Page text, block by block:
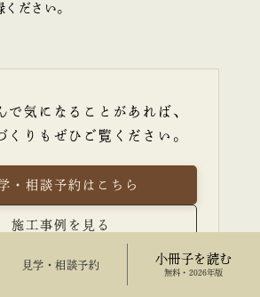
来場予約 小冊子を読む
無料・2026年版
ださい。
で気になることがあれば、
くりもぜひご覧ください。
・相談予約はこちら
施工事例を見る